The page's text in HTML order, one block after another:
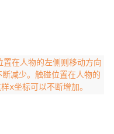
在人物的左侧则移动方向
减少。触碰位置在人物的
坐标可以不断增加。